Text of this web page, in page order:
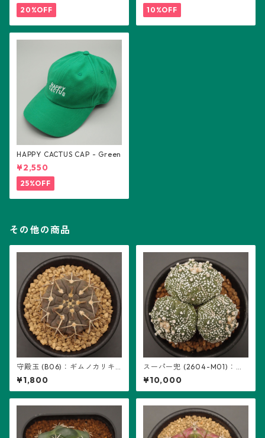
20%OFF 10%OFF
HAPPY CACTUS CAP - Green
¥2,550
25%OFF
その他の商品
守殿玉 (B06)：ギムノカリキ
ウム属 ※実生
¥1,800
スーパー兜 (2604-M01)：ア
ストロフィツム属 ※実生、3頭
立ち
¥10,000